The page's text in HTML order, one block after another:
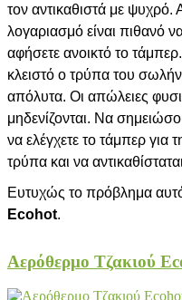
τον αντικαθιστά με
λογαριασμό είναι πιθανό
αφήσετε ανοικτό το
κλειστό ο τρύπα του
απόλυτα. Οι απώλειες
μηδενίζονται. Να
να ελέγχετε το τάμπερ για
τρύπα και να
Ευτυχώς το πρόβλημα
Ecohot.
Αερόθερμο Τζακιού